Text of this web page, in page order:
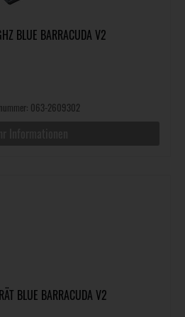
BLUE BARRACUDA V2
063-2609302
BLUE BARRACUDA V2